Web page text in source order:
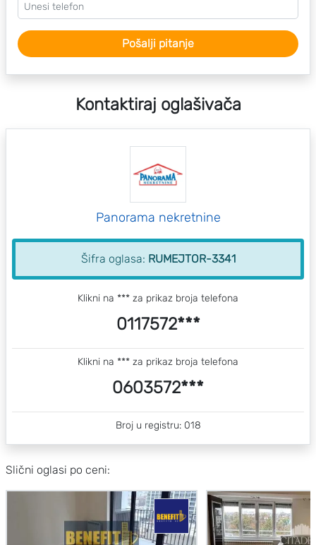
Pošalji pitanje
Kontaktiraj oglašivača
Panorama nekretnine
Šifra oglasa: RUMEJTOR-3341
Klikni na *** za prikaz broja telefona
0117572***
Klikni na *** za prikaz broja telefona
0603572***
Broj u registru: 018
Slični oglasi po ceni: